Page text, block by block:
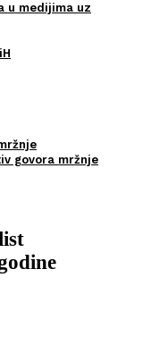
u medijima uz
govora mržnje